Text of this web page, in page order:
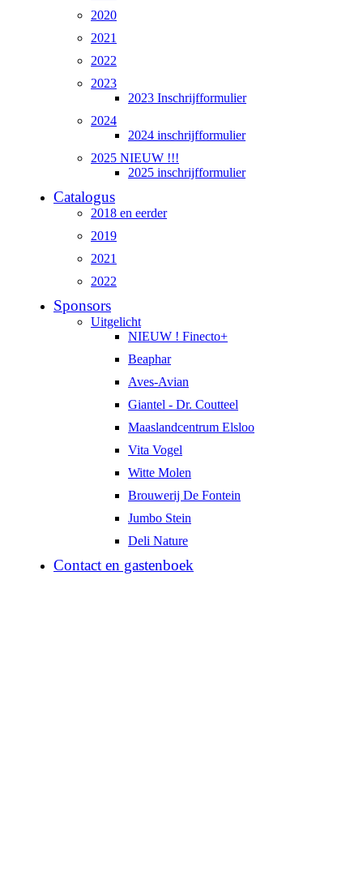
2020
2021
2022
2023
2023 Inschrijfformulier
2024
2024 inschrijfformulier
2025 NIEUW !!!
2025 inschrijfformulier
Catalogus
2018 en eerder
2019
2021
2022
Sponsors
Uitgelicht
NIEUW ! Finecto+
Beaphar
Aves-Avian
Giantel - Dr. Coutteel
Maaslandcentrum Elsloo
Vita Vogel
Witte Molen
Brouwerij De Fontein
Jumbo Stein
Deli Nature
Contact en gastenboek